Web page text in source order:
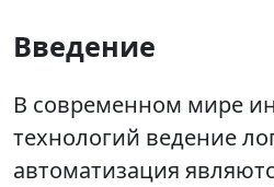
Введение
В современном мире
технологий ведение
автоматизация